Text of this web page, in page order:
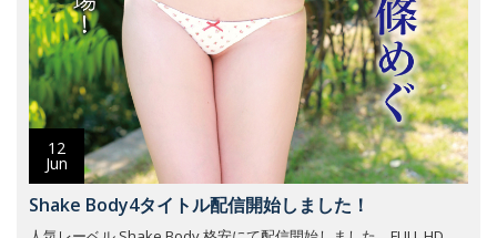
12
Jun
Shake Body4タイトル配信開始しました！